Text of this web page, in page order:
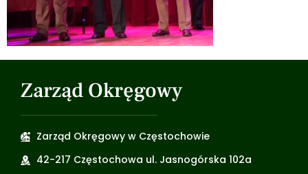
Zarząd Okręgowy
Zarząd Okręgowy w Częstochowie
42-217 Częstochowa ul. Jasnogórska 102a